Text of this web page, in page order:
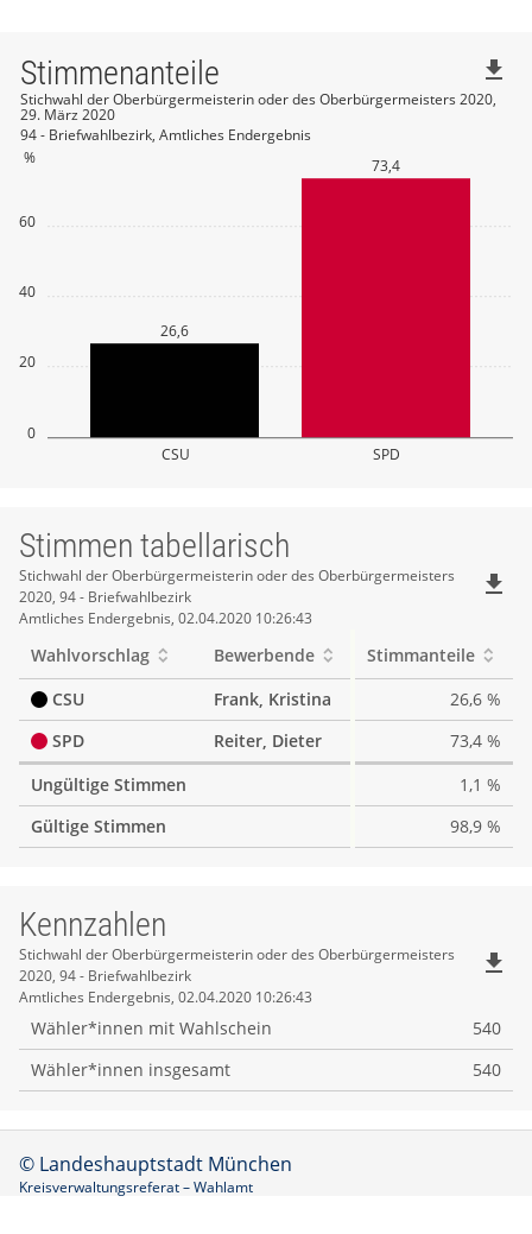
0
20
40
60
%
CSU SPD
26,6
73,4
Stimmenanteile
Stichwahl der Oberbürgermeisterin oder des Oberbürgermeisters 2020,
29. März 2020
94 - Briefwahlbezirk, Amtliches Endergebnis
file_download
Stimmen tabellarisch
Stimmen
tabellarisch
Stichwahl der Oberbürgermeisterin oder des Oberbürgermeisters
2020, 94 - Briefwahlbezirk
Amtliches Endergebnis, 02.04.2020 10:26:43
file_download
Wahlvorschlag Bewerbende
Stimmanteile
CSU
Frank, Kristina
26,6 %
SPD
Reiter, Dieter
73,4 %
Ungültige Stimmen
1,1 %
Gültige Stimmen
98,9 %
Kennzahlen
Kennzahlen
Stichwahl der Oberbürgermeisterin oder des Oberbürgermeisters
2020, 94 - Briefwahlbezirk
Amtliches Endergebnis, 02.04.2020 10:26:43
file_download
Wähler*innen mit Wahlschein
540
Wähler*innen insgesamt
540
© Landeshauptstadt München
Kreisverwaltungsreferat – Wahlamt